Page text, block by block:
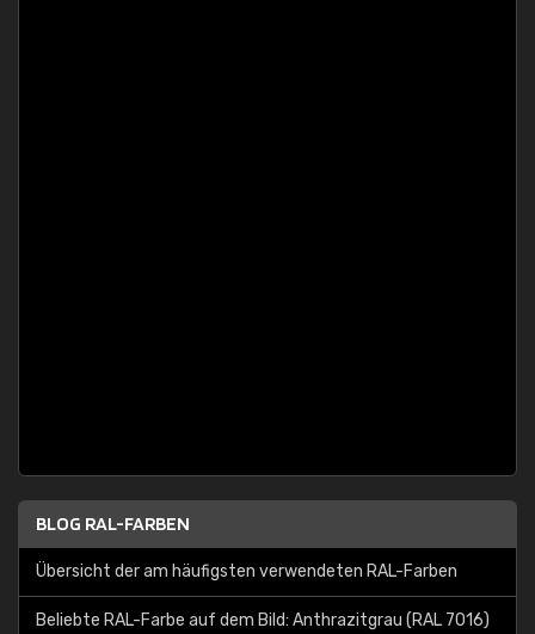
BLOG RAL-FARBEN
Übersicht der am häufigsten verwendeten RAL-Farben
Beliebte RAL-Farbe auf dem Bild: Anthrazitgrau (RAL 7016)